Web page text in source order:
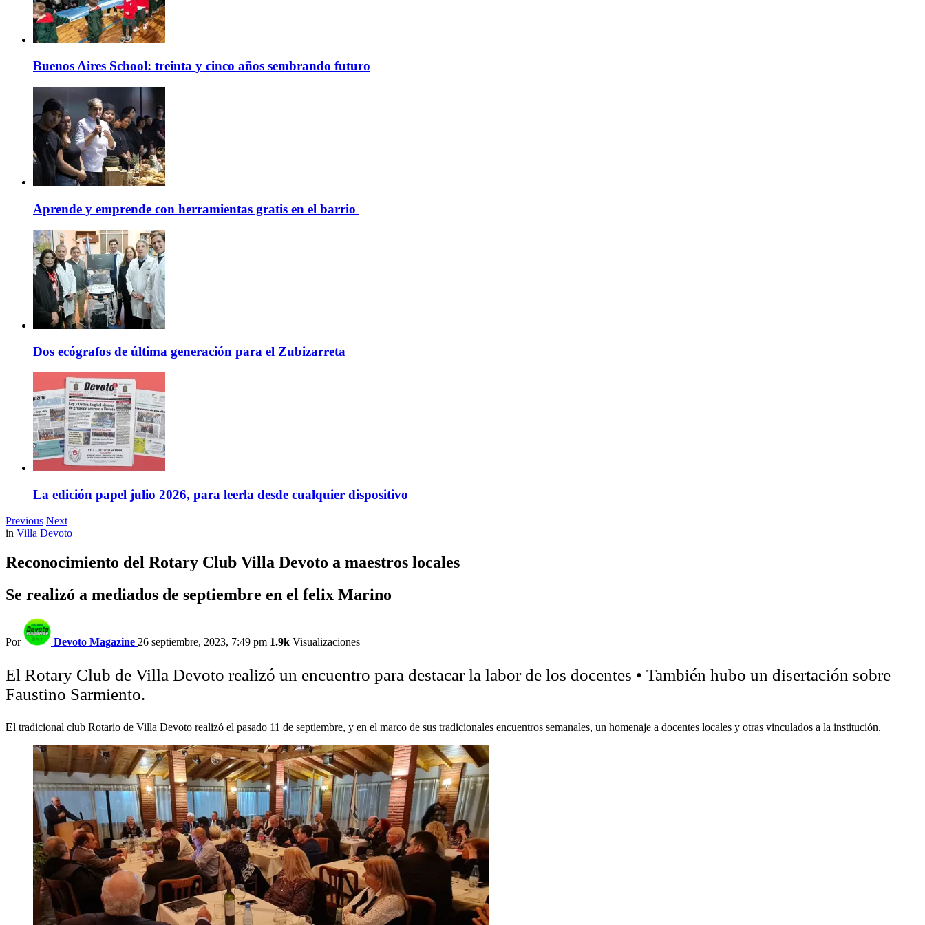
Buenos Aires School: treinta y cinco años sembrando futuro
Aprende y emprende con herramientas gratis en el barrio
Dos ecógrafos de última generación para el Zubizarreta
La edición papel julio 2026, para leerla desde cualquier dispositivo
Previous Next
in Villa Devoto
Reconocimiento del Rotary Club Villa Devoto a maestros locales
Se realizó a mediados de septiembre en el felix Marino
Por Devoto Magazine 26 septiembre, 2023, 7:49 pm 1.9k Visualizaciones
El Rotary Club de Villa Devoto realizó un encuentro para destacar la labor de los docentes • También hubo un disertación sobre
Faustino Sarmiento.
El tradicional club Rotario de Villa Devoto realizó el pasado 11 de septiembre, y en el marco de sus tradicionales encuentros semanales, un homenaje a docentes locales y otras vinculados a la institución.